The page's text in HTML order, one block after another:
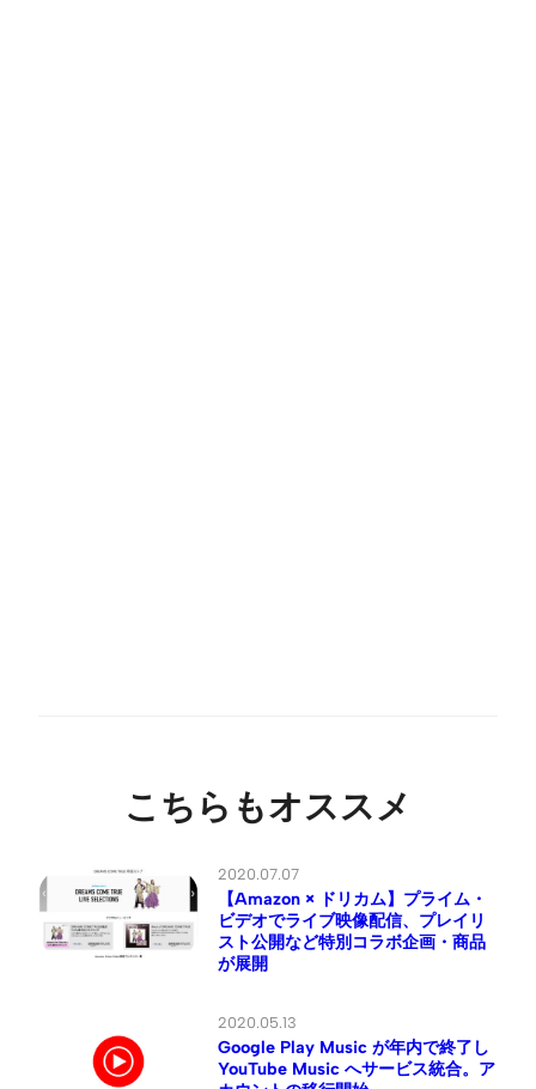
こちらもオススメ
2020.07.07
【Amazon × ドリカム】プライム・
ビデオでライブ映像配信、プレイリ
スト公開など特別コラボ企画・商品
が展開
2020.05.13
Google Play Music が年内で終了し
YouTube Music へサービス統合。ア